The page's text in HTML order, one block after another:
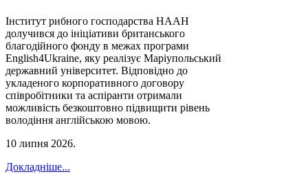
Інститут рибного господарства НААН
долучився до ініціативи британського
благодійного фонду в межах програми
English4Ukraine, яку реалізує Маріупольський
державний університет. Відповідно до
укладеного корпоративного договору
співробітники та аспіранти отримали
можливість безкоштовно підвищити рівень
володіння англійською мовою.
10 липня 2026.
Докладніше...